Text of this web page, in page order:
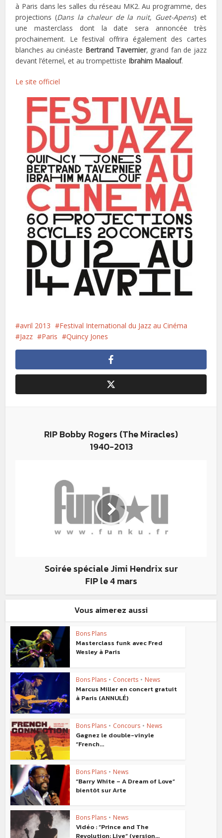
à Paris dans les salles du réseau MK2. Au programme, des
projections (Dans la chaleur de la nuit, Guet-Apens) et
une masterclass dont la date sera annoncée très
prochainement. Le festival offrira également des cartes
blanches au cinéaste Bertrand Tavernier, grand fan de jazz
devant l’éternel, et au trompettiste Ibrahim Maalouf.
Le site officiel
avril 2013
Festival International du Jazz au Cinéma
Jazz
Paris Quincy Jones
RIP Bobby Rogers (The Miracles)
1940-2013
Soirée spéciale Jimi Hendrix sur
FIP le 4 mars
Vous aimerez aussi
Bons Plans
Masterclass funk avec Fred
Wesley à Paris
Bons Plans • Concerts • News
Marcus Miller en concert gratuit
à Paris (ANNULÉ)
Bons Plans • Concours • News
Gagnez le double-vinyle
“French...
Bons Plans • News
“Barry White – A Dream of Love“
bientôt sur Arte
Bons Plans • News
Vidéo : “Prince and The
Revolution: Live“ (version...